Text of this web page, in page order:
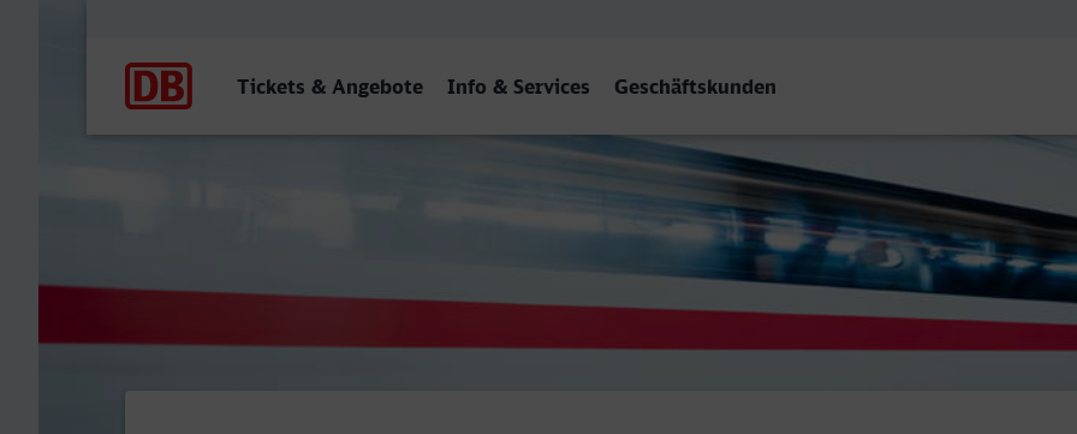
Tickets & Angebote Info & Services Geschäftskunden
Rüsselsheim - Gladbeck West